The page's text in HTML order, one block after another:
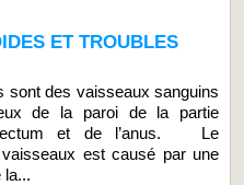
ET TROUBLES
sont des vaisseaux sanguins
de la paroi de la partie
et de l’anus. Le
est causé par une
la...